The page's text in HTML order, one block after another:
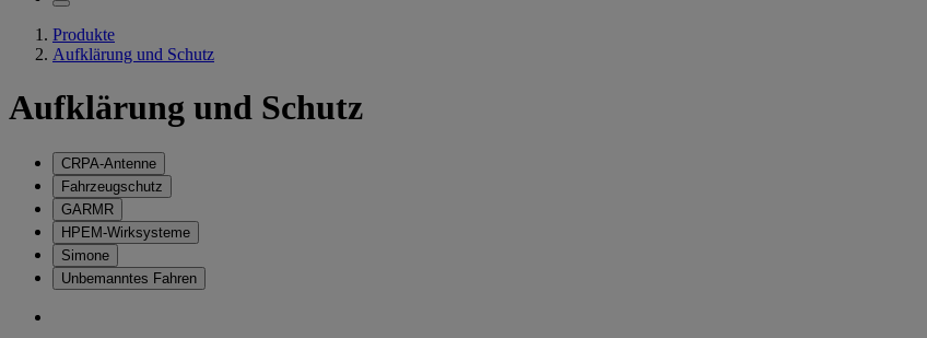
Produkte
Aufklärung und Schutz
Aufklärung und Schutz
CRPA-Antenne
Fahrzeugschutz
GARMR
HPEM-Wirksysteme
Simone
Unbemanntes Fahren